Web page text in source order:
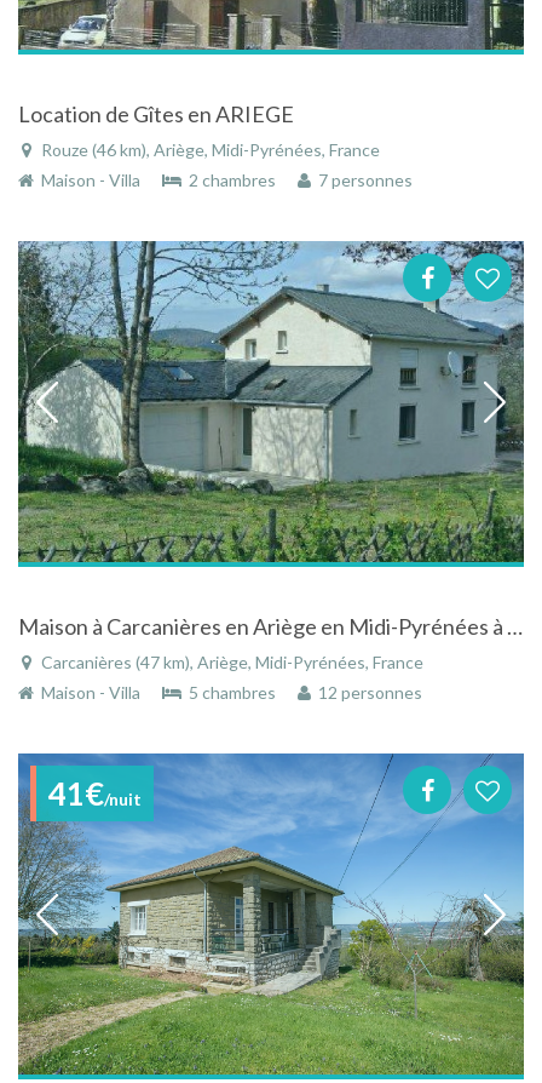
Location de Gîtes en ARIEGE
Rouze (46 km), Ariège, Midi-Pyrénées, France
Maison - Villa
2 chambres 7 personnes
Maison à Carcanières en Ariège en Midi-Pyrénées à la montagne
Carcanières (47 km), Ariège, Midi-Pyrénées, France
Maison - Villa
5 chambres 12 personnes
41€/nuit